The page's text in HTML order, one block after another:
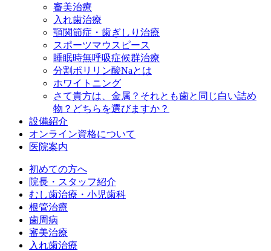
審美治療
入れ歯治療
顎関節症・歯ぎしり治療
スポーツマウスピース
睡眠時無呼吸症候群治療
分割ポリリン酸Naとは
ホワイトニング
さて貴方は、金属？それとも歯と同じ白い詰め
物？どちらを選びますか？
設備紹介
オンライン資格について
医院案内
初めての方へ
院長・スタッフ紹介
むし歯治療・小児歯科
根管治療
歯周病
審美治療
入れ歯治療